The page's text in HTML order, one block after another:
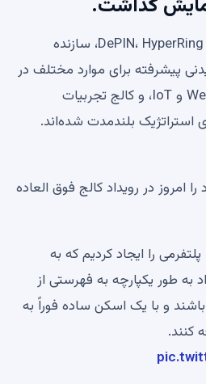
به گفته یک مقام مشترک، DePIN، HyperRing، سازنده
پیشرفته برای موارد مختلف در
تقاطع هوش مصنوعی، Web3 و IoT، و کالج تجربیات
استراتژیک بلندمدت شده‌اند.
امروز در رویداد کالج فوق العاده
6 تا 7 هفته، پلتفرمی را ایجاد کردیم که به
به طور یکپارچه به فهرستی از
و با یک اسکن ساده فوراً به
کنند.